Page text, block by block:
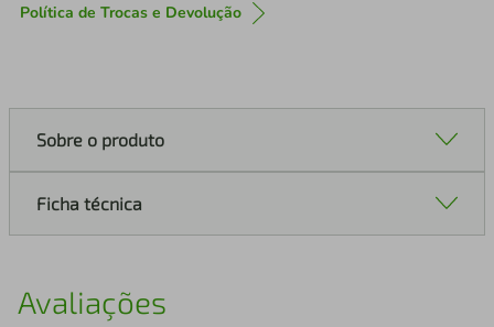
Política de Trocas e Devolução
Sobre o produto
Ficha técnica
Avaliações